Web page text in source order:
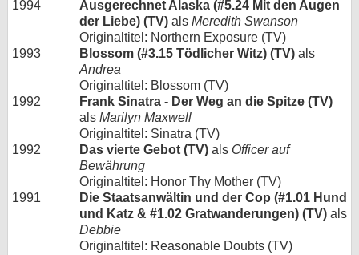
1994
Ausgerechnet Alaska (#5.24 Mit den Augen
der Liebe) (TV) als Meredith Swanson
Originaltitel: Northern Exposure (TV)
1993
Blossom (#3.15 Tödlicher Witz) (TV) als
Andrea
Originaltitel: Blossom (TV)
1992
Frank Sinatra - Der Weg an die Spitze (TV)
als Marilyn Maxwell
Originaltitel: Sinatra (TV)
1992
Das vierte Gebot (TV) als Officer auf
Bewährung
Originaltitel: Honor Thy Mother (TV)
1991
Die Staatsanwältin und der Cop (#1.01 Hund
und Katz & #1.02 Gratwanderungen) (TV) als
Debbie
Originaltitel: Reasonable Doubts (TV)